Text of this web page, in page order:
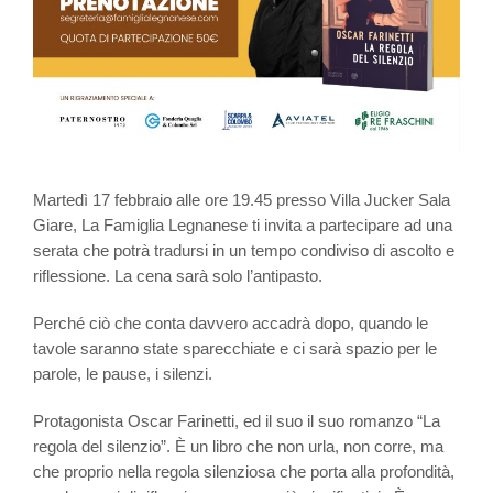
Martedì 17 febbraio alle ore 19.45 presso Villa Jucker Sala
Giare, La Famiglia Legnanese ti invita a partecipare ad una
serata che potrà tradursi in un tempo condiviso di ascolto e
riflessione. La cena sarà solo l’antipasto.
Perché ciò che conta davvero accadrà dopo, quando le
tavole saranno state sparecchiate e ci sarà spazio per le
parole, le pause, i silenzi.
Protagonista Oscar Farinetti, ed il suo il suo romanzo “La
regola del silenzio”. È un libro che non urla, non corre, ma
che proprio nella regola silenziosa che porta alla profondità,